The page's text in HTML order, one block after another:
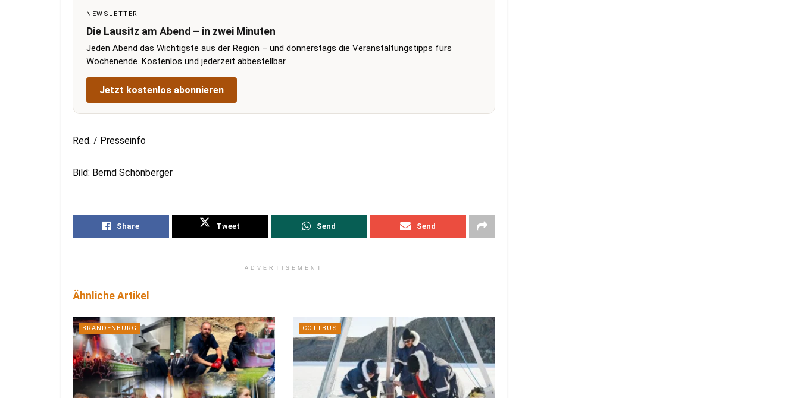
NEWSLETTER
Die Lausitz am Abend – in zwei Minuten
Jeden Abend das Wichtigste aus der Region – und donnerstags die Veranstaltungstipps fürs
Wochenende. Kostenlos und jederzeit abbestellbar.
Jetzt kostenlos abonnieren
Red. / Presseinfo
Bild: Bernd Schönberger
Share Tweet Send Send
ADVERTISEMENT
Ähnliche Artikel
BRANDENBURG COTTBUS